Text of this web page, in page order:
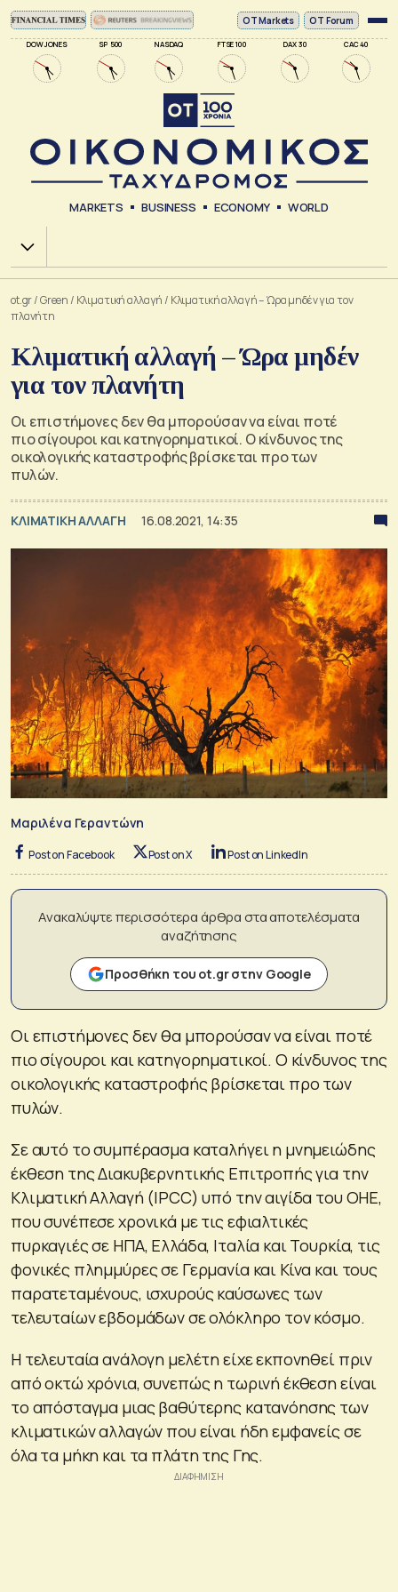
DOW JONES SP 500 NASDAQ FTSE 100 DAX 30 CAC 40
ΟΤ Markets OT Forum
MARKETS BUSINESS ECONOMY WORLD
Χ.Α.
ot.gr/Green / Κλιματική αλλαγή / Κλιματική αλλαγή – Ώρα μηδέν για τον
πλανήτη
Κλιματική αλλαγή – Ώρα μηδέν
για τον πλανήτη
Οι επιστήμονες δεν θα μπορούσαν να είναι ποτέ
πιο σίγουροι και κατηγορηματικοί. Ο κίνδυνος της
οικολογικής καταστροφής βρίσκεται προ των
πυλών.
ΚΛΙΜΑΤΙΚΗ ΑΛΛΑΓΗ 16.08.2021, 14:35
Μαριλένα Γεραντώνη
Post on Facebook Post on X Post on LinkedIn
Ανακαλύψτε περισσότερα άρθρα στα αποτελέσματα
αναζήτησης
Προσθήκη του ot.gr στην Google
Οι επιστήμονες δεν θα μπορούσαν να είναι ποτέ
πιο σίγουροι και κατηγορηματικοί. Ο κίνδυνος της
οικολογικής καταστροφής βρίσκεται προ των
πυλών.
Σε αυτό το συμπέρασμα καταλήγει η μνημειώδης
έκθεση της Διακυβερνητικής Επιτροπής για την
Κλιματική Αλλαγή (IPCC) υπό την αιγίδα του ΟΗΕ,
που συνέπεσε χρονικά με τις εφιαλτικές
πυρκαγιές σε ΗΠΑ, Ελλάδα, Ιταλία και Τουρκία, τις
φονικές πλημμύρες σε Γερμανία και Κίνα και τους
παρατεταμένους, ισχυρούς καύσωνες των
τελευταίων εβδομάδων σε ολόκληρο τον κόσμο.
Η τελευταία ανάλογη μελέτη είχε εκπονηθεί πριν
από οκτώ χρόνια, συνεπώς η τωρινή έκθεση είναι
το απόσταγμα μιας βαθύτερης κατανόησης των
κλιματικών αλλαγών που είναι ήδη εμφανείς σε
όλα τα μήκη και τα πλάτη της Γης.